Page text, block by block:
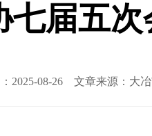
七届五
2025-08-26 文章来源：大